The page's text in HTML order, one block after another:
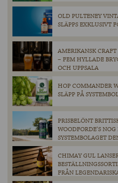
OLD PULTENEY
SLÄPPS EXKLUSIVT
AMERIKANSK
– FEM HYLLADE
OCH UPPSALA
HOP COMMANDER
SLÄPP PÅ
PRISBELÖNT
WOODFORDE’S
SYSTEMBOLAGET
CHIMAY GUL
FRÅN